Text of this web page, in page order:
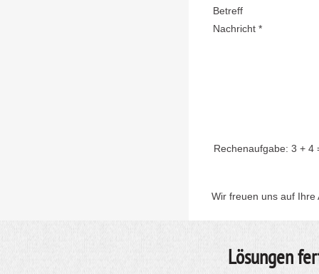
Betreff
Nachricht *
Rechenaufgabe: 3 + 4
Wir freuen uns auf Ihre
Lösungen